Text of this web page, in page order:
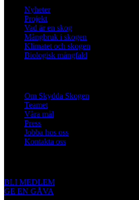
Nyheter
Projekt
Vad är en skog
Mångbruk i skogen
Klimatet och skogen
Biologisk mångfald
Om Skydda Skogen
Teamet
Våra mål
Press
Jobba hos oss
Kontakta oss
BLI MEDLEM
GE EN GÅVA